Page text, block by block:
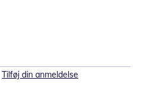
Tilføj din anmeldelse